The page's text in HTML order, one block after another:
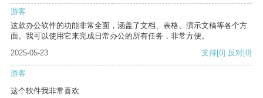
游客
这款办公软件的功能非常全面，涵盖了文档、表格、演示文稿等各个方
面。我可以使用它来完成日常办公的所有任务，非常方便。
2025-05-23
支持[0] 反对[0]
游客
这个软件我非常喜欢